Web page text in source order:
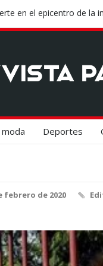
Airlines y Starlink
Deportes
febrero de 2020